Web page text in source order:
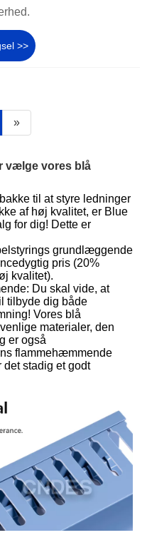
>>
»
vælge vores blå
til at styre ledninger
af høj kvalitet, er Blue
for dig! Dette er
grundlæggende
pris (20%
kvalitet).
Du skal vide, at
tilbyde dig både
Vores blå
materialer, den
er også
flammehæmmende
stadig et godt